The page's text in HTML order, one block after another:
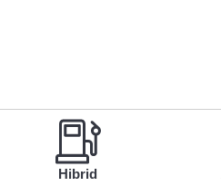
Hibrid